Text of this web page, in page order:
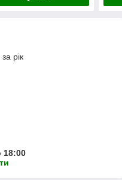
рік
18:00